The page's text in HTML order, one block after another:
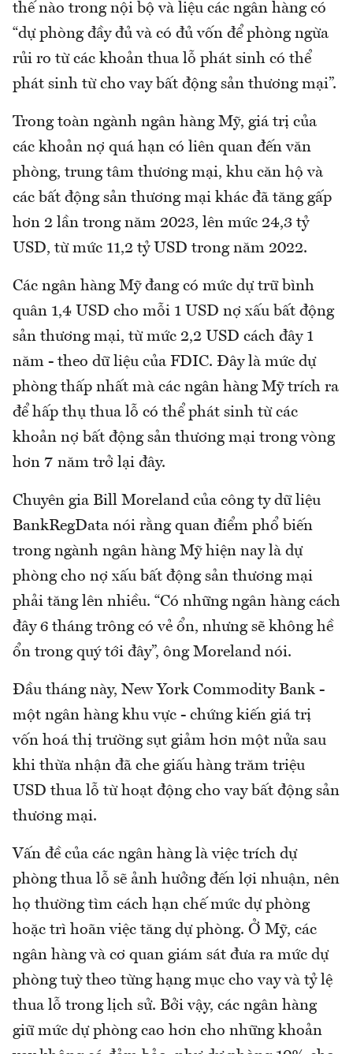
thế nào trong nội bộ và liệu các ngân hàng có
“dự phòng đầy đủ và có đủ vốn để phòng ngừa
rủi ro từ các khoản thua lỗ phát sinh có thể
phát sinh từ cho vay bất động sản thương mại”.
Trong toàn ngành ngân hàng Mỹ, giá trị của
các khoản nợ quá hạn có liên quan đến văn
phòng, trung tâm thương mại, khu căn hộ và
các bất động sản thương mại khác đã tăng gấp
hơn 2 lần trong năm 2023, lên mức 24,3 tỷ
USD, từ mức 11,2 tỷ USD trong năm 2022.
Các ngân hàng Mỹ đang có mức dự trữ bình
quân 1,4 USD cho mỗi 1 USD nợ xấu bất động
sản thương mại, từ mức 2,2 USD cách đây 1
năm - theo dữ liệu của FDIC. Đây là mức dự
phòng thấp nhất mà các ngân hàng Mỹ trích ra
để hấp thụ thua lỗ có thể phát sinh từ các
khoản nợ bất động sản thương mại trong vòng
hơn 7 năm trở lại đây.
Chuyên gia Bill Moreland của công ty dữ liệu
BankRegData nói rằng quan điểm phổ biến
trong ngành ngân hàng Mỹ hiện nay là dự
phòng cho nợ xấu bất động sản thương mại
phải tăng lên nhiều. “Có những ngân hàng cách
đây 6 tháng trông có vẻ ổn, nhưng sẽ không hề
ổn trong quý tới đây”, ông Moreland nói.
Đầu tháng này, New York Commodity Bank -
một ngân hàng khu vực - chứng kiến giá trị
vốn hoá thị trường sụt giảm hơn một nửa sau
khi thừa nhận đã che giấu hàng trăm triệu
USD thua lỗ từ hoạt động cho vay bất động sản
thương mại.
Vấn đề của các ngân hàng là việc trích dự
phòng thua lỗ sẽ ảnh hưởng đến lợi nhuận, nên
họ thường tìm cách hạn chế mức dự phòng
hoặc trì hoãn việc tăng dự phòng. Ở Mỹ, các
ngân hàng và cơ quan giám sát đưa ra mức dự
phòng tuỳ theo từng hạng mục cho vay và tỷ lệ
thua lỗ trong lịch sử. Bởi vậy, các ngân hàng
giữ mức dự phòng cao hơn cho những khoản